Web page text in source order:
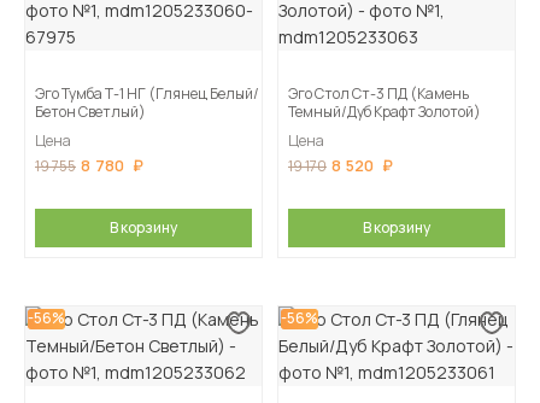
Эго Тумба Т-1 НГ (Глянец Белый/
Бетон Светлый)
Цена
19 755 8 780
В корзину
Эго Стол Ст-3 ПД (Камень
Темный/Дуб Крафт Золотой)
Цена
19 170 8 520
В корзину
-56% -56%